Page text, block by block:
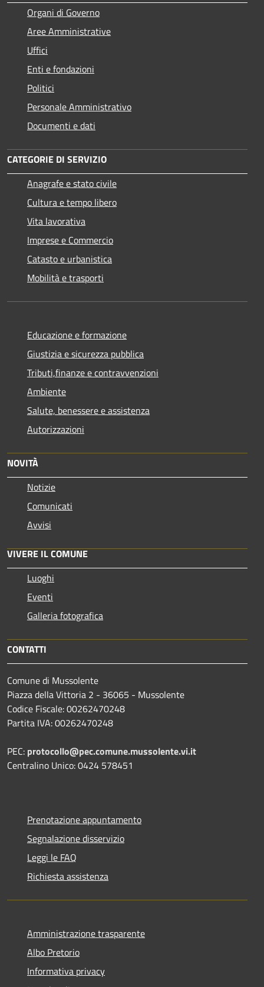
Organi di Governo
Aree Amministrative
Uffici
Enti e fondazioni
Politici
Personale Amministrativo
Documenti e dati
CATEGORIE DI SERVIZIO
Anagrafe e stato civile
Cultura e tempo libero
Vita lavorativa
Imprese e Commercio
Catasto e urbanistica
Mobilità e trasporti
Educazione e formazione
Giustizia e sicurezza pubblica
Tributi,finanze e contravvenzioni
Ambiente
Salute, benessere e assistenza
Autorizzazioni
NOVITÀ
Notizie
Comunicati
Avvisi
VIVERE IL COMUNE
Luoghi
Eventi
Galleria fotografica
CONTATTI
Comune di Mussolente
Piazza della Vittoria 2 - 36065 - Mussolente
Codice Fiscale: 00262470248
Partita IVA: 00262470248
PEC: protocollo@pec.comune.mussolente.vi.it
Centralino Unico: 0424 578451
Prenotazione appuntamento
Segnalazione disservizio
Leggi le FAQ
Richiesta assistenza
Amministrazione trasparente
Albo Pretorio
Informativa privacy